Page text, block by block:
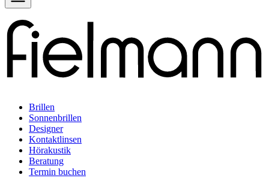
Brillen
Sonnenbrillen
Designer
Kontaktlinsen
Hörakustik
Beratung
Termin buchen